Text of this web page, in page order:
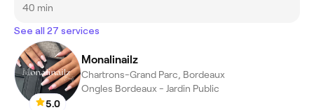
40 min
See all 27 services
5.0
Monalinailz
Chartrons-Grand Parc, Bordeaux
Ongles Bordeaux - Jardin Public